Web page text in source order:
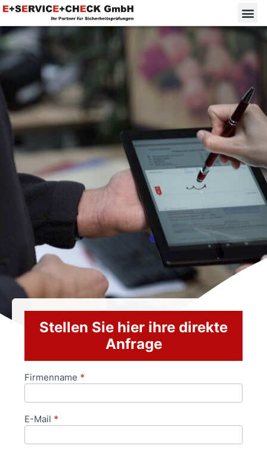
Stellen Sie hier ihre direkte
Anfrage
Anfrageformular
Firmenname *
E-Mail *